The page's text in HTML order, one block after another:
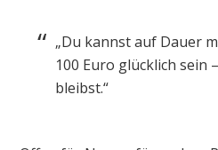
„Du kannst auf Dauer
100 Euro glücklich sein
bleibst.“